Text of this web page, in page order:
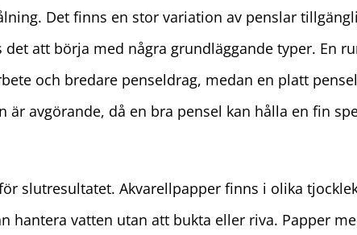
Det finns en stor variation av penslar
att börja med några grundläggande typer. En
och bredare penseldrag, medan en platt
avgörande, då en bra pensel kan hålla en fin
slutresultatet. Akvarellpapper finns i olika
hantera vatten utan att bukta eller riva. Papper